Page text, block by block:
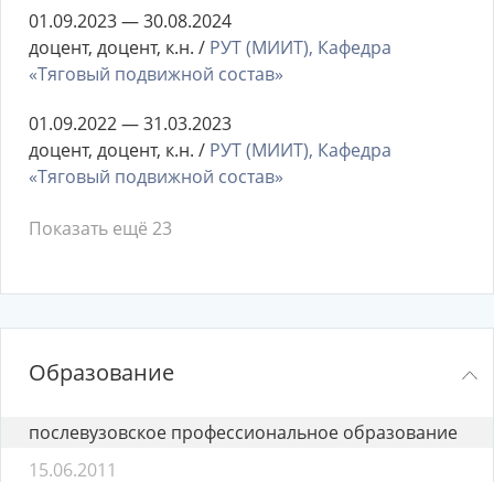
01.09.2023 — 30.08.2024
доцент, доцент, к.н. / РУТ (МИИТ), Кафедра
«Тяговый подвижной состав»
01.09.2022 — 31.03.2023
доцент, доцент, к.н. / РУТ (МИИТ), Кафедра
«Тяговый подвижной состав»
Показать ещё 23
Образование
послевузовское профессиональное образование
15.06.2011